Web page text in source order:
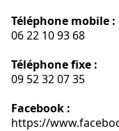
Téléphone mobile :
06 22 10 93 68
Téléphone fixe :
09 52 32 07 35
Facebook :
https://